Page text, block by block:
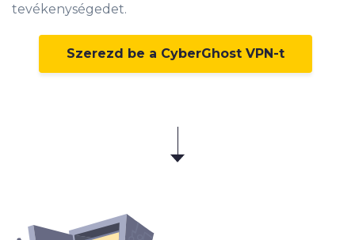
tevékenységedet.
Szerezd be a CyberGhost VPN-t